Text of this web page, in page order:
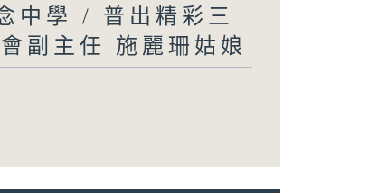
中學 / 普出精彩三
副主任 施麗珊姑娘